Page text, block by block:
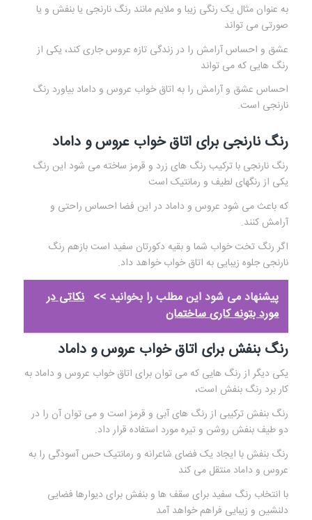
به عنوان مثال یک رنگی زیبا و ملایم مانند رنگ نارنجی یا بنفش و یا
صورتی می تواند
عشق و احساس آرامش را در زندگی تازه عروس جاری کند، یکی از
رنگ هایی که می تواند
احساس عشق و آرامش را به اتاق خواب عروس و داماد بیاورد رنگ
نارنجی است.
رنگ نارنجی برای اتاق خواب عروس و داماد
رنگ نارنجی با ترکیب رنگ های زرد و قرمز ساخته می شود این رنگ
یکی از رنگهای لطیف و رمانتیک است
که باعث می شود عروس و داماد در این فضا احساس راحتی و
آرامش کنند.
اگر رنگ تخت خواب شما و بقیه دکورتان سفید است بازهم رنگ
نارنجی جلوه زیبایی به اتاق خواب خواهد داد.
پیشنهاد می شود این مطلب را بخوانید >> نکاتی در
مورد بتونه کاری ساختمان
رنگ بنفش برای اتاق خواب عروس و داماد
یکی دیگر از رنگ هایی که می توان برای اتاق خواب عروس و داماد به
کار برد رنگ بنفش است،
رنگ بنفش ترکیبی از رنگ های آبی و قرمز است و می توان آن را در
دو طیف بنفش روشن و تیره مورد استفاده قرار داد.
رنگ بنفش با ایجاد یک فضای شاعرانه و رمانتیک حس آسودگی را به
عروس و داماد منتقل می کند
با انتخاب رنگ سفید برای سقف ها و بنفش برای دیوارها فضایی
دلنشین و زیبایی فراهم خواهد آمد